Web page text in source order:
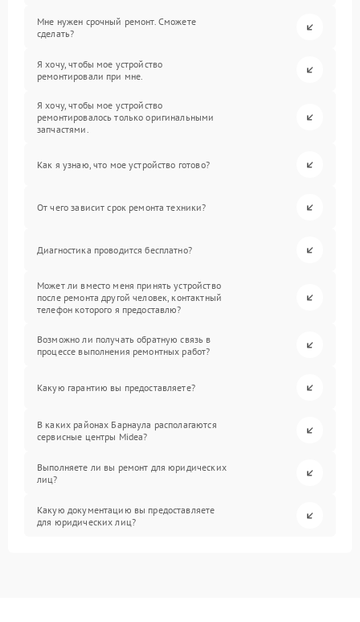
Мне нужен срочный ремонт. Сможете
сделать?
Я хочу, чтобы мое устройство
ремонтировали при мне.
Я хочу, чтобы мое устройство
ремонтировалось только оригинальными
запчастями.
Как я узнаю, что мое устройство готово?
От чего зависит срок ремонта техники?
Диагностика проводится бесплатно?
Может ли вместо меня принять устройство
после ремонта другой человек, контактный
телефон которого я предоставлю?
Возможно ли получать обратную связь в
процессе выполнения ремонтных работ?
Какую гарантию вы предоставляете?
В каких районах Барнаула располагаются
сервисные центры Midea?
Выполняете ли вы ремонт для юридических
лиц?
Какую документацию вы предоставляете
для юридических лиц?